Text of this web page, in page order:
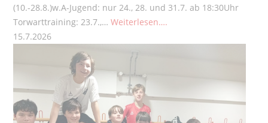
(10.-28.8.)w.A-Jugend: nur 24., 28. und 31.7. ab 18:30Uhr
Torwarttraining: 23.7.,… Weiterlesen….
15.7.2026